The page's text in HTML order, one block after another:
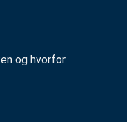
og hvorfor.